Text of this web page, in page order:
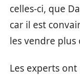
celles-ci, que
car il est
les vendre plus
Les experts ont